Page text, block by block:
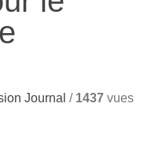
Journal / 1437 vues